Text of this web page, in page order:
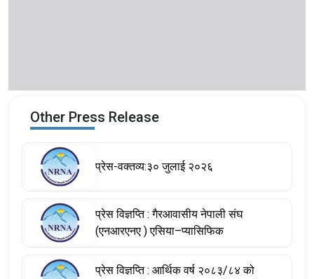
Other Press Release
प्रेस-वक्तव्य:३० जुलाई २०२६
प्रेस विज्ञप्ति : गैरआवासीय नेपाली संघ
(एनआरएनए ) एसिया–प्यासिफिक
प्रेस विज्ञप्ति : आर्थिक वर्ष २०८३/८४ को